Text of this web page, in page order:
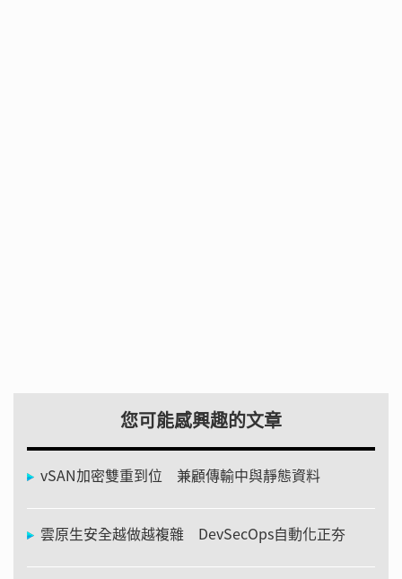
您可能感興趣的文章
vSAN加密雙重到位 兼顧傳輸中與靜態資料
雲原生安全越做越複雜 DevSecOps自動化正夯